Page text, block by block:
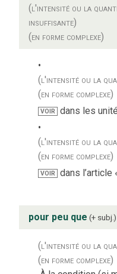
(l'intensité ou la
insuffisante)
(en forme complexe)
(l'intensité ou la
(en forme complexe)
VOIR dans les
(l'intensité ou la
(en forme complexe)
VOIR dans l’article
pour peu que + subj.
(l'intensité ou la
(en forme complexe)